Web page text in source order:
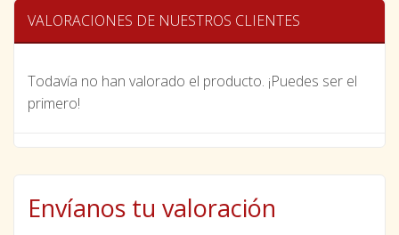
VALORACIONES DE NUESTROS CLIENTES
Todavía no han valorado el producto. ¡Puedes ser el
primero!
Envíanos tu valoración